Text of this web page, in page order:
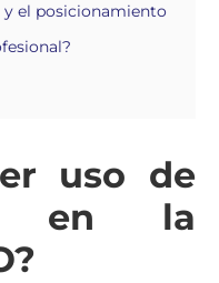
el posicionamiento
uso de
en la